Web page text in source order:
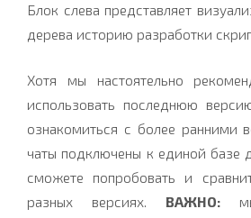
Блок слева представляет
дерева историю разработки
Хотя мы настоятельно
использовать последнюю
ознакомиться c более ранними
чаты подключены к единой базе
сможете попробовать и
разных версиях. ВАЖНО: мы